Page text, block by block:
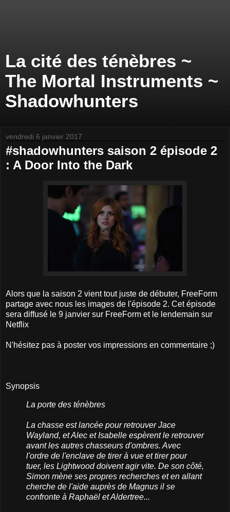
La cité des ténèbres ~
The Mortal Instruments ~
Shadowhunters
vendredi 6 janvier 2017
#shadowhunters saison 2 épisode 2
: A Door Into the Dark
Alors que la saison 2 vient tout juste de débuter, FreeForm
partage avec nous les images de l'épisode 2. Cet épisode
sera diffusé le 9 janvier sur FreeForm et le lendemain sur
Netflix
N'hésitez pas à poster vos impressions en commentaire ;)
Synopsis
La porte des ténèbres
La chasse est lancée pour retrouver Jace
Wayland, et Alec et Isabelle espèrent le retrouver
avant les autres chasseurs d'ombres. Avec
l'ordre de l'enclave de tirer à vue et tirer pour
tuer, les Lightwood doivent agir vite. De son côté,
Simon mène ses propres recherches et en allant
cherche de l'aide auprès de Magnus il se
confronte à Raphaël et Aldertree...